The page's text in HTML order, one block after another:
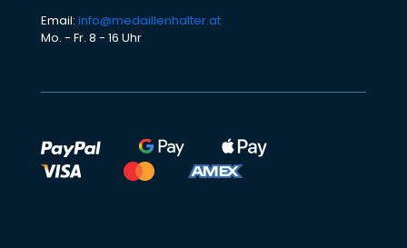
Email: info@medaillenhalter.at
Mo. - Fr. 8 - 16 Uhr